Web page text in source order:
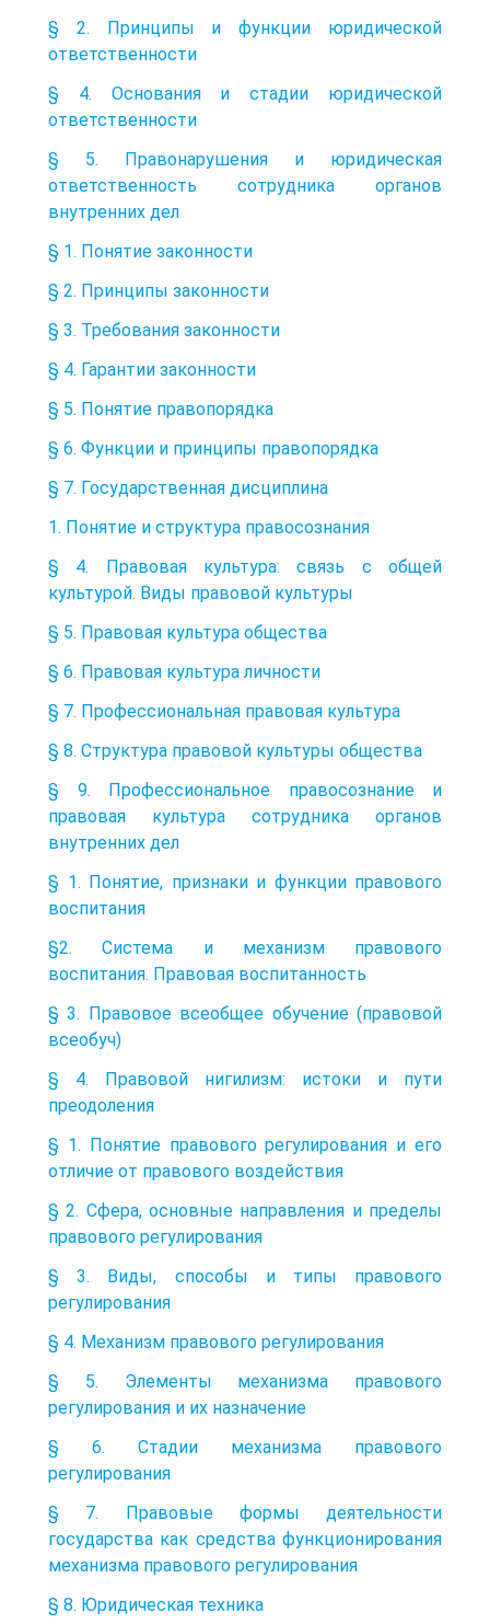
§ 2. Принципы и функции юридической
ответственности
§ 4. Основания и стадии юридической
ответственности
§ 5. Правонарушения и юридическая
ответственность сотрудника органов
внутренних дел
§ 1. Понятие законности
§ 2. Принципы законности
§ 3. Требования законности
§ 4. Гарантии законности
§ 5. Понятие правопорядка
§ 6. Функции и принципы правопорядка
§ 7. Государственная дисциплина
1. Понятие и структура правосознания
§ 4. Правовая культура: связь с общей
культурой. Виды правовой культуры
§ 5. Правовая культура общества
§ 6. Правовая культура личности
§ 7. Профессиональная правовая культура
§ 8. Структура правовой культуры общества
§ 9. Профессиональное правосознание и
правовая культура сотрудника органов
внутренних дел
§ 1. Понятие, признаки и функции правового
воспитания
§2. Система и механизм правового
воспитания. Правовая воспитанность
§ 3. Правовое всеобщее обучение (правовой
всеобуч)
§ 4. Правовой нигилизм: истоки и пути
преодоления
§ 1. Понятие правового регулирования и его
отличие от правового воздействия
§ 2. Сфера, основные направления и пределы
правового регулирования
§ 3. Виды, способы и типы правового
регулирования
§ 4. Механизм правового регулирования
§ 5. Элементы механизма правового
регулирования и их назначение
§ 6. Стадии механизма правового
регулирования
§ 7. Правовые формы деятельности
государства как средства функционирования
механизма правового регулирования
§ 8. Юридическая техника